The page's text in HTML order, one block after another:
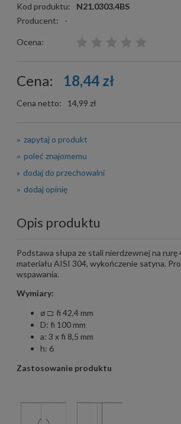
Kod produktu:
N21.0303.4BS
Producent:
-
Ocena:
Cena: 18,44 zł
Cena netto: 14,99 zł
zapytaj o produkt
poleć znajomemu
dodaj do przechowalni
dodaj opinię
Opis produktu
Podstawa słupa ze stali nierdzewnej na rurę
materiału AISI 304, wykończenie satyna.
wspawania.
Wymiary:
ø □: fi 42,4 mm
D: fi 100 mm
a: 3 x fi 8,5 mm
h: 6
Zastosowanie produktu